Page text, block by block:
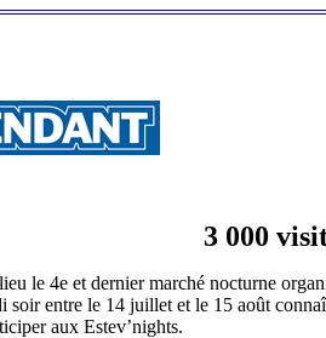
3 000
le 4e et dernier marché nocturne
soir entre le 14 juillet et le 15 août
aux Estev’nights.